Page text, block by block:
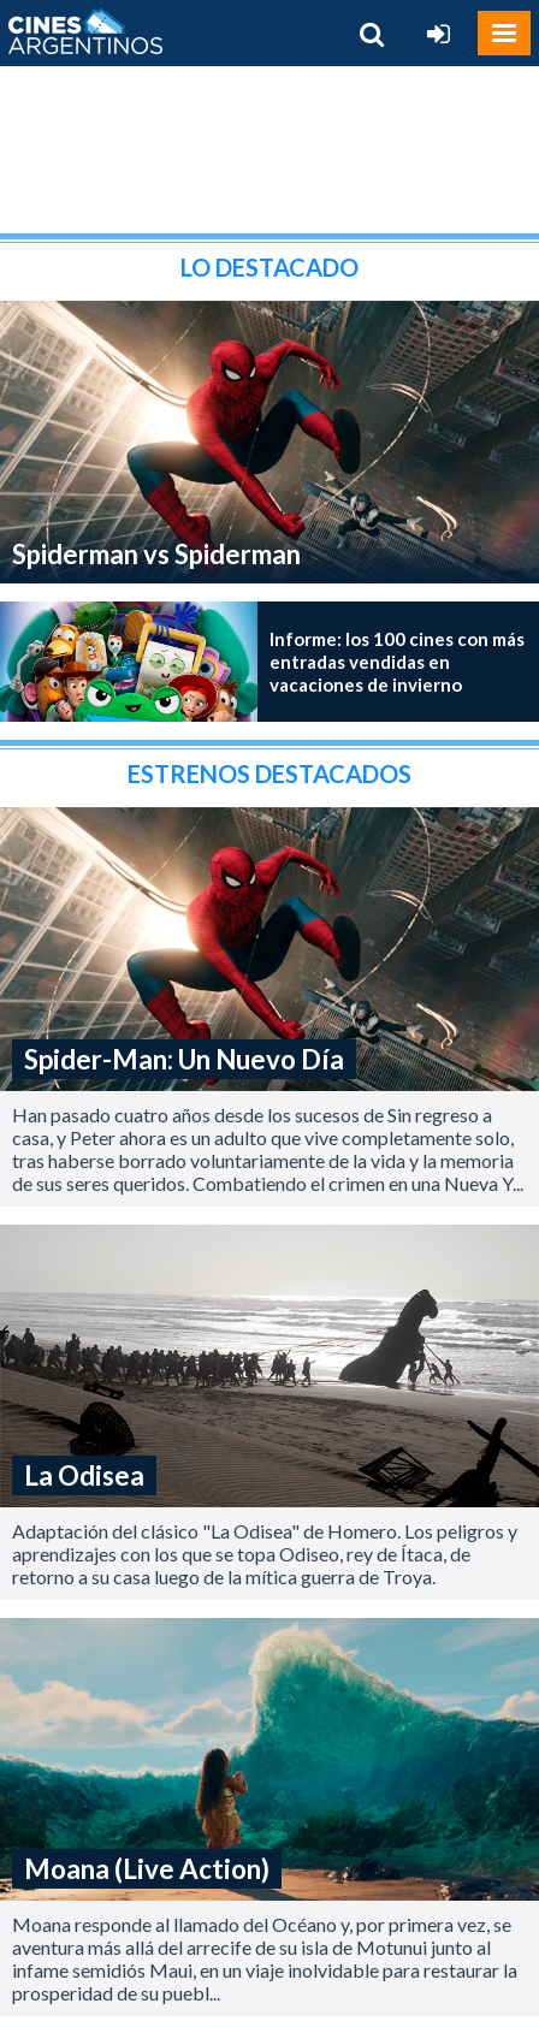
LO DESTACADO
Spiderman vs Spiderman
Informe: los 100 cines con más
entradas vendidas en
vacaciones de invierno
ESTRENOS DESTACADOS
Spider-Man: Un Nuevo Día
Han pasado cuatro años desde los sucesos de Sin regreso a
casa, y Peter ahora es un adulto que vive completamente solo,
tras haberse borrado voluntariamente de la vida y la memoria
de sus seres queridos. Combatiendo el crimen en una Nueva Y...
La Odisea
Adaptación del clásico "La Odisea" de Homero. Los peligros y
aprendizajes con los que se topa Odiseo, rey de Ítaca, de
retorno a su casa luego de la mítica guerra de Troya.
Moana (Live Action)
Moana responde al llamado del Océano y, por primera vez, se
aventura más allá del arrecife de su isla de Motunui junto al
infame semidiós Maui, en un viaje inolvidable para restaurar la
prosperidad de su puebl...